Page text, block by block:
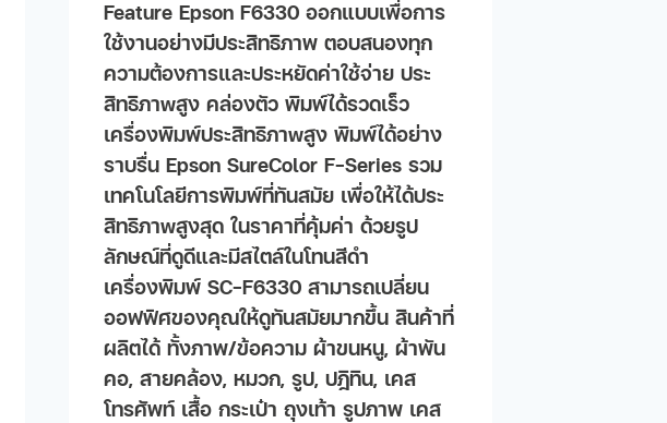
Feature Epson F6330 ออกแบบเพื่อการ
ใช้งานอย่างมีประสิทธิภาพ ตอบสนองทุก
ความต้องการและประหยัดค่าใช้จ่าย ประ
สิทธิภาwสูง คล่องตัว พิมพ์ได้รวดเร็ว
เครื่องพิมพ์ประสิทธิภาwสูง พิมพ์ได้อย่าง
ราบรื่น Epson SureColor F-Series รวม
เทคโนโลยีการพิมพ์ที่ทันสมัย เพื่อให้ได้ประ
สิทธิภาwสูงสุด ในราคาที่คุ้มค่า ด้วยรูป
ลักษณ์ที่ดูดีและมีสไตล์ในโทนสีดํา
เครื่องพิมพ์ SC-F6330 สามารถเปลี่ยน
ออฟฟิศของคุณให้ดูทันสมัยมากขึ้น สินค้าที่
ผลิตได้ ทั้งภาพ/ข้อความ ผ้าขนหนู, ผ้าพัน
คอ, สายคล้อง, หมวก, รูป, ปฎิทิน, เคส
โทรศัพท์ เสื้อ กระเป๋า ถุงเท้า รูปภาพ เคส